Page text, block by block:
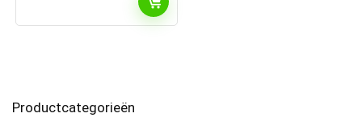
Productcategorieën